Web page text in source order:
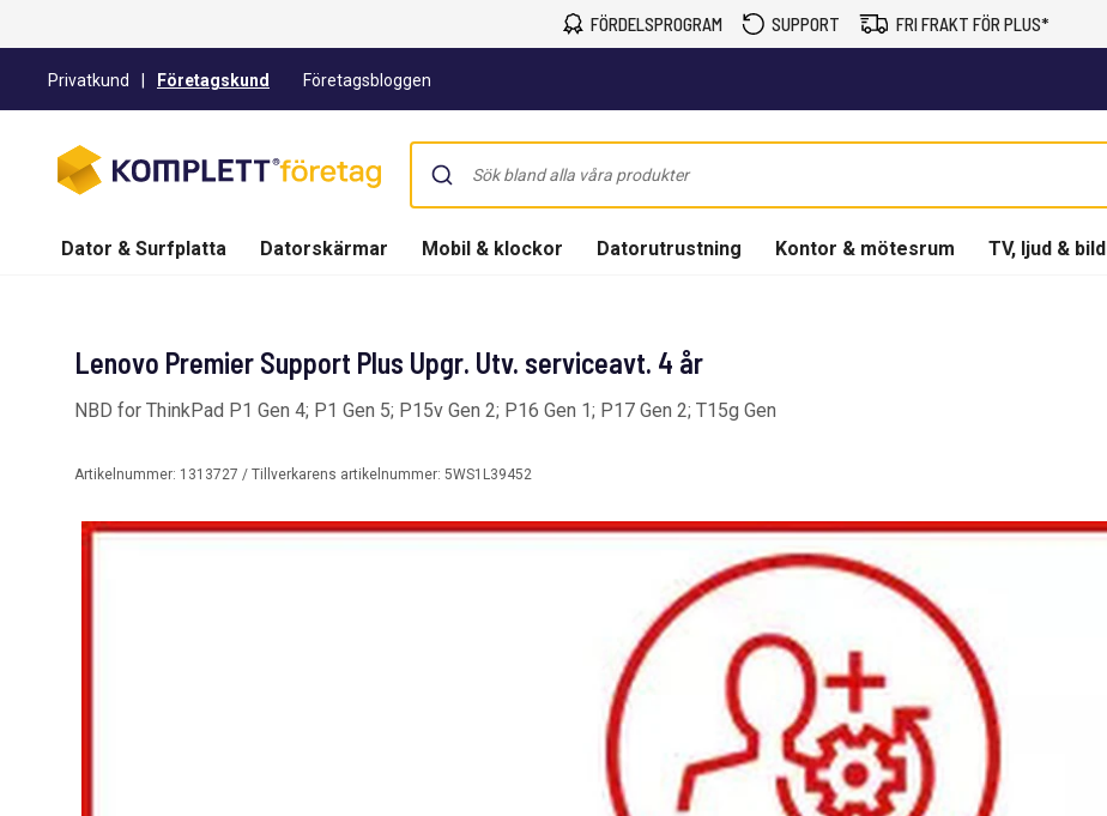
FÖRDELSPROGRAM SUPPORT FRI FRAKT FÖR PLUS*
Privatkund Företagskund Företagsbloggen
Dator & Surfplatta Datorskärmar Mobil & klockor Datorutrustning Kontor & mötesrum TV, ljud & bild
Lenovo Premier Support Plus Upgr. Utv. serviceavt. 4 år
NBD for ThinkPad P1 Gen 4; P1 Gen 5; P15v Gen 2; P16 Gen 1; P17 Gen 2; T15g Gen
Artikelnummer: 1313727 / Tillverkarens artikelnummer: 5WS1L39452